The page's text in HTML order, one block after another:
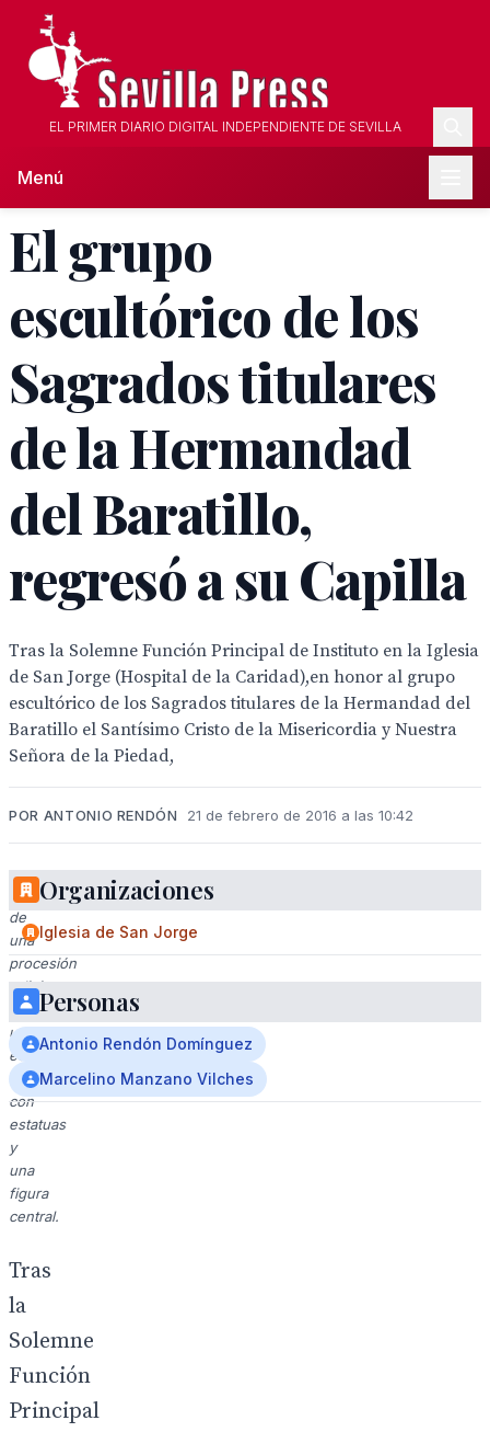
EL PRIMER DIARIO DIGITAL INDEPENDIENTE DE SEVILLA
Menú
El grupo
escultórico de los
Sagrados titulares
de la Hermandad
del Baratillo,
regresó a su Capilla
Tras la Solemne Función Principal de Instituto en la Iglesia
de San Jorge (Hospital de la Caridad),en honor al grupo
escultórico de los Sagrados titulares de la Hermandad del
Baratillo el Santísimo Cristo de la Misericordia y Nuestra
Señora de la Piedad,
POR ANTONIO RENDÓN 21 de febrero de 2016 a las 10:42
Imaginación
de
una
procesión
religiosa
en
un
edificio
histórico
con
estatuas
y
una
figura
central.
Tras
la
Solemne
Función
Principal
Organizaciones
Iglesia de San Jorge
Personas
Antonio Rendón Domínguez
Marcelino Manzano Vilches